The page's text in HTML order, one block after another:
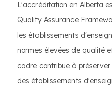
L'accréditation en Alberta
Quality Assurance
les établissements
normes élevées de qualité
cadre contribue à
des établissements